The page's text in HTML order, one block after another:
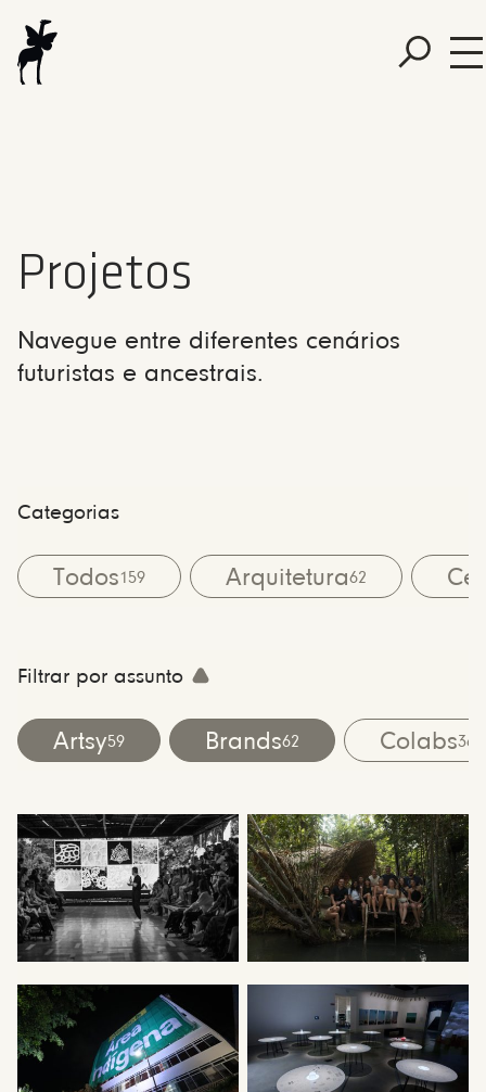
Projetos
Navegue entre diferentes cenários
futuristas e ancestrais.
Categorias
Todos159 Arquitetura62
Filtrar por assunto
Artsy59 Brands62 Colabs36